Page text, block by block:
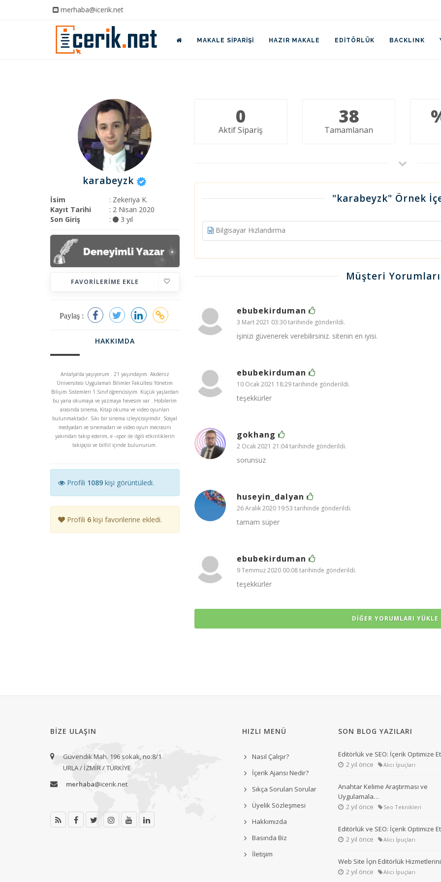
merhaba@icerik.net
MAKALE SIPARIŞI HAZIR MAKALE EDITÖRLÜK BACKLINK
karabeyzk
İsim
: Zekeriya K.
Kayıt Tarihi
: 2 Nisan 2020
Son Giriş
: 3 yıl
FAVORILERIME EKLE
Paylaş :
HAKKIMDA
Antalya’da yaşıyorum . 21 yaşındayım. Akdeniz
Üniversitesi Uygulamalı Bilimler Fakültesi Yönetim
Bilişim Sistemleri 1.Sınıf öğrencisiyim. Küçük yaşlardan
bu yana okumaya ve yazmaya hevesim var . Hobilerim
arasında sinema, Kitap okuma ve video oyunları
bulunmaktadır. Sıkı bir sinema izleyicisiyimdir. Sosyal
medyadan ve sinemadan ve video oyun mecrasını
yakından takıp ederim, e –spor ile ilgili etkinliklerin
takipçisi ve bilfiil içinde bulunurum.
Profili 1089 kişi görüntüledi.
Profili 6 kişi favorilerine ekledi.
0
Aktif Sipariş
38
Tamamlanan
"karabeyzk" Örnek
Bilgisayar Hızlandırma
Müşteri Yorumları
ebubekirduman
3 Mart 2021 03:30 tarihinde gönderildi.
işinizi güvenerek verebilirsiniz. sitenin en iyisi.
ebubekirduman
10 Ocak 2021 18:29 tarihinde gönderildi.
teşekkürler
gokhang
2 Ocak 2021 21:04 tarihinde gönderildi.
sorunsuz
huseyin_dalyan
26 Aralık 2020 19:53 tarihinde gönderildi.
tamam süper
ebubekirduman
9 Temmuz 2020 00:08 tarihinde gönderildi.
teşekkürler
DIĞER YORUMLARI
BIZE ULAŞIN
Güvendik Mah. 196 sokak, no:8/1
URLA / İZMİR / TÜRKİYE
merhaba@icerik.net
HIZLI MENÜ
Nasıl Çalışır?
İçerik Ajansı Nedir?
Sıkça Sorulan Sorular
Üyelik Sözleşmesi
Hakkımızda
Basında Biz
İletişim
SON BLOG YAZILARI
Editörlük ve SEO: İçerik Optimize
2 yıl önce
Alıcı İpuçları
Anahtar Kelime Araştırması ve
Uygulamala…
2 yıl önce
Seo Teknikleri
Editörlük ve SEO: İçerik Optimize
2 yıl önce
Alıcı İpuçları
Web Site İçin Editörlük
2 yıl önce
Alıcı İpuçları